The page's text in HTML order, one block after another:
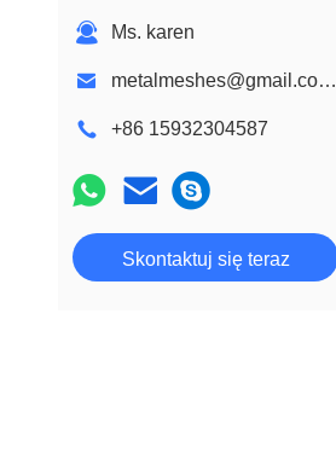
Ms. karen
metalmeshes@gmail.com karen@bmmetalmesh.com
+86 15932304587
Skontaktuj się teraz